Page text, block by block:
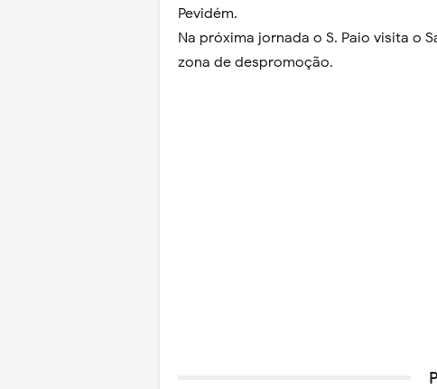
Pevidém.
Na próxima jornada o S. Paio visita o
zona de despromoção.